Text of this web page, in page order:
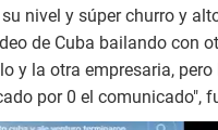
nivel y súper churro y
de Cuba bailando con
y la otra empresaria,
por 0 el comunicado",